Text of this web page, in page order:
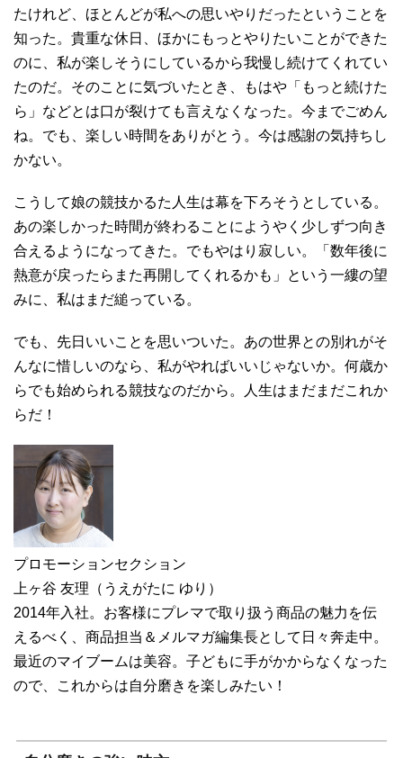
たけれど、ほとんどが私への思いやりだったということを
知った。貴重な休日、ほかにもっとやりたいことができた
のに、私が楽しそうにしているから我慢し続けてくれてい
たのだ。そのことに気づいたとき、もはや「もっと続けた
ら」などとは口が裂けても言えなくなった。今までごめん
ね。でも、楽しい時間をありがとう。今は感謝の気持ちし
かない。
こうして娘の競技かるた人生は幕を下ろそうとしている。
あの楽しかった時間が終わることにようやく少しずつ向き
合えるようになってきた。でもやはり寂しい。「数年後に
熱意が戻ったらまた再開してくれるかも」という一縷の望
みに、私はまだ縋っている。
でも、先日いいことを思いついた。あの世界との別れがそ
んなに惜しいのなら、私がやればいいじゃないか。何歳か
らでも始められる競技なのだから。人生はまだまだこれか
らだ！
プロモーションセクション
上ヶ谷 友理（うえがたに ゆり）
2014年入社。お客様にプレマで取り扱う商品の魅力を伝
えるべく、商品担当＆メルマガ編集長として日々奔走中。
最近のマイブームは美容。子どもに手がかからなくなった
ので、これからは自分磨きを楽しみたい！